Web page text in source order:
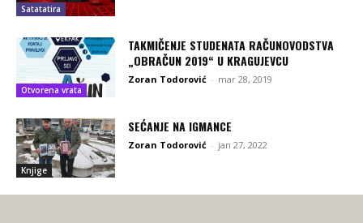
Satatatira
Otvorena vrata
TAKMIČENJE STUDENATA RAČUNOVODSTVA
„OBRAČUN 2019“ U KRAGUJEVCU
Zoran Todorović - mar 28, 2019
Knjige
SEĆANJE NA IGMANCE
Zoran Todorović - jan 27, 2022